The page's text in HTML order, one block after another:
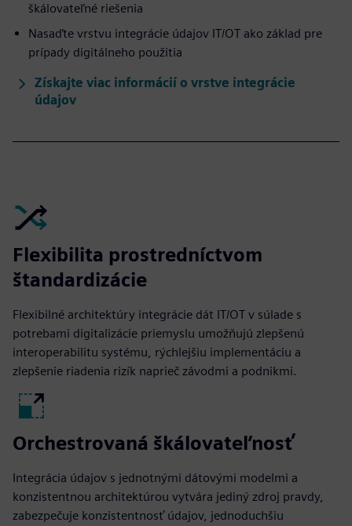
škálovateľné riešenia
Nasaďte vrstvu integrácie údajov IT/OT ako základ pre
prípady digitálneho použitia
Získajte viac informácií o vrstve integrácie
údajov
Flexibilita prostredníctvom
štandardizácie
Flexibilné architektúry integrácie dát IT/OT v súlade s
potrebami digitalizácie priemyslu umožňujú zlepšenú
interoperabilitu systému, rýchlejšiu implementáciu a
zlepšenie riadenia rizík naprieč závodmi a podnikmi.
Orchestrovaná škálovateľnosť
Integrácia údajov s jednotnými dátovými modelmi a
konzistentnou architektúrou vytvára jediný zdroj pravdy,
zabezpečuje konzistentnosť údajov, jednoduchšiu